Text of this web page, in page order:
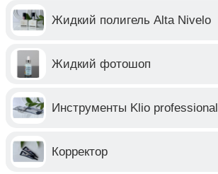
Жидкий полигель Alta Nivelo
Жидкий фотошоп
Инструменты Klio professional
Корректор